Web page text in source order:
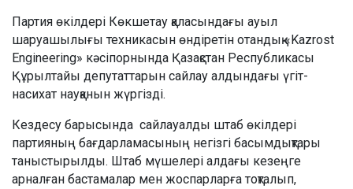
Партия өкілдері Көкшетау қаласындағы ауыл
шаруашылығы техникасын өндіретін отандық «Kazrost
Engineering» кәсіпорнында Қазақстан Республикасы
Құрылтайы депутаттарын сайлау алдындағы үгіт-
насихат науқанын жүргізді.
Кездесу барысында сайлауалды штаб өкілдері
партияның бағдарламасының негізгі басымдықтары
таныстырылды. Штаб мүшелері алдағы кезеңге
арналған бастамалар мен жоспарларға тоқталып,